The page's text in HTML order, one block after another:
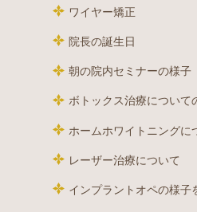
ワイヤー矯正
院長の誕生日
朝の院内セミナーの様子
ボトックス治療について
ホームホワイトニングに
レーザー治療について
インプラントオペの様子